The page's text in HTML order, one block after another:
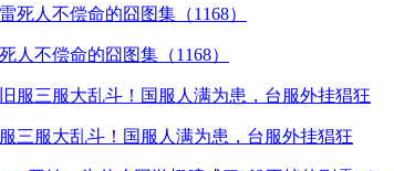
人不偿命的囧图集（1168）
三服大乱斗！国服人满为患，台服外挂猖狂